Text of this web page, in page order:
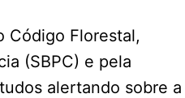
Código Florestal,
(SBPC) e pela
alertando sobre a